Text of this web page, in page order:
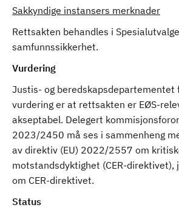
Sakkyndige instansers merknader
Rettsakten behandles i
samfunnssikkerhet.
Vurdering
Justis- og beredskapsdepartementet
vurdering er at rettsakten er EØS-
akseptabel. Delegert
2023/2450 må ses i sammenheng
av direktiv (EU) 2022/2557 om
motstandsdyktighet (CER-direktivet),
om CER-direktivet.
Status